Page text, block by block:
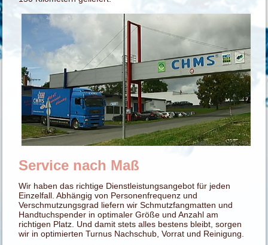
Service nach Maß
Wir haben das richtige Dienstleistungsangebot für jeden
Einzelfall. Abhängig von Personenfrequenz und
Verschmutzungsgrad liefern wir Schmutzfangmatten und
Handtuchspender in optimaler Größe und Anzahl am
richtigen Platz. Und damit stets alles bestens bleibt, sorgen
wir in optimierten Turnus Nachschub, Vorrat und Reinigung.